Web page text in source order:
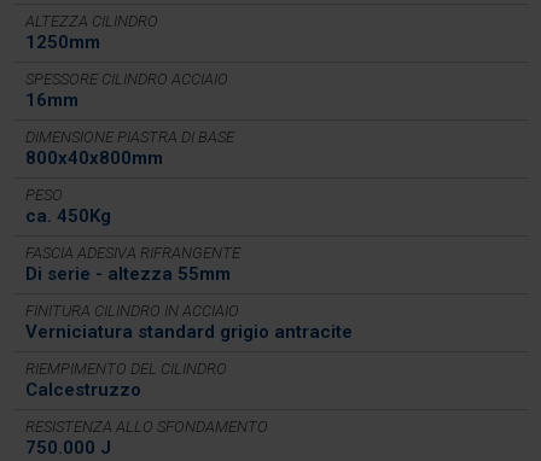
ALTEZZA CILINDRO
1250mm
SPESSORE CILINDRO ACCIAIO
16mm
DIMENSIONE PIASTRA DI BASE
800x40x800mm
PESO
ca. 450Kg
FASCIA ADESIVA RIFRANGENTE
Di serie - altezza 55mm
FINITURA CILINDRO IN ACCIAIO
Verniciatura standard grigio antracite
RIEMPIMENTO DEL CILINDRO
Calcestruzzo
RESISTENZA ALLO SFONDAMENTO
750.000 J